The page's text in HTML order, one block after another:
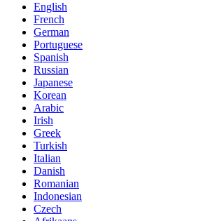
English
French
German
Portuguese
Spanish
Russian
Japanese
Korean
Arabic
Irish
Greek
Turkish
Italian
Danish
Romanian
Indonesian
Czech